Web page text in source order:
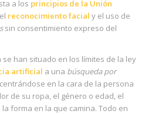
a los principios de la Unión
reconocimiento facial y el uso de
sin consentimiento expreso del
han situado en los límites de la ley
artificial a una búsqueda por
en la cara de la persona
de su ropa, el género o edad, el
forma en la que camina. Todo en